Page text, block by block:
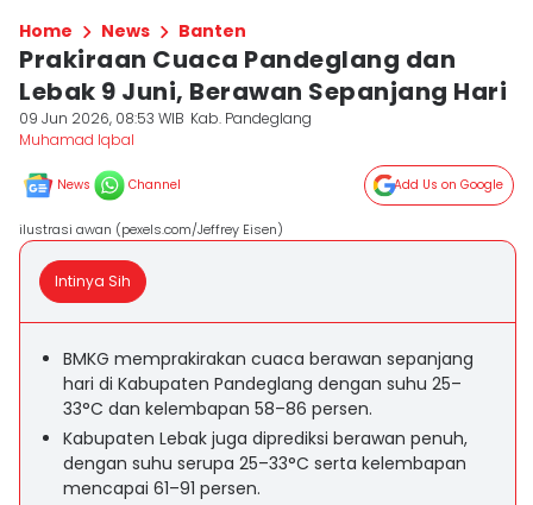
Home News Banten
Prakiraan Cuaca Pandeglang dan
Lebak 9 Juni, Berawan Sepanjang Hari
09 Jun 2026, 08:53 WIB Kab. Pandeglang
Muhamad Iqbal
News Channel Add Us on Google
ilustrasi awan (pexels.com/Jeffrey Eisen)
Intinya Sih
BMKG memprakirakan cuaca berawan sepanjang
hari di Kabupaten Pandeglang dengan suhu 25–
33°C dan kelembapan 58–86 persen.
Kabupaten Lebak juga diprediksi berawan penuh,
dengan suhu serupa 25–33°C serta kelembapan
mencapai 61–91 persen.